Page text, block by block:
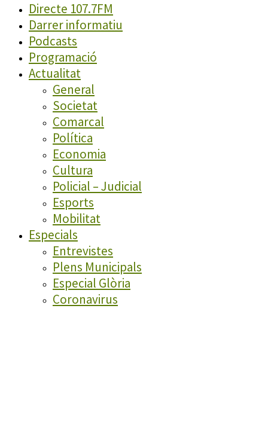
Directe 107.7FM
Darrer informatiu
Podcasts
Programació
Actualitat
General
Societat
Comarcal
Política
Economia
Cultura
Policial – Judicial
Esports
Mobilitat
Especials
Entrevistes
Plens Municipals
Especial Glòria
Coronavirus